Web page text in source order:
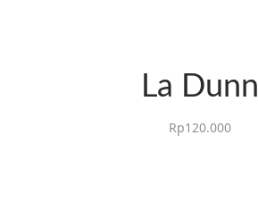
La Dunn
Rp120.000